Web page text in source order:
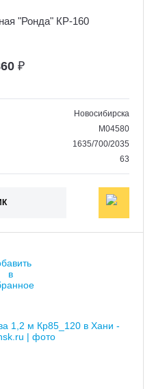
"Ронда" КР-160
₽
Новосибирска
M04580
1635/700/2035
63